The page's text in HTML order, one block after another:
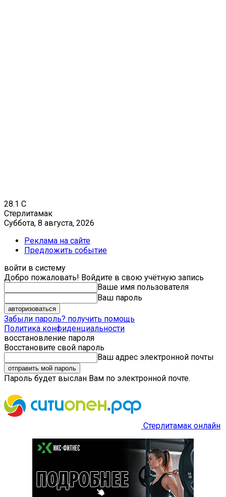
28.1 C
Стерлитамак
Суббота, 8 августа, 2026
Реклама на сайте
Предложить событие
войти в систему
Добро пожаловать! Войдите в свою учётную запись
Ваше имя пользователя
Ваш пароль
Забыли пароль? получить помощь
Политика конфиденциальности
восстановление пароля
Восстановите свой пароль
Ваш адрес электронной почты
Пароль будет выслан Вам по электронной почте.
Стерлитамак онлайн